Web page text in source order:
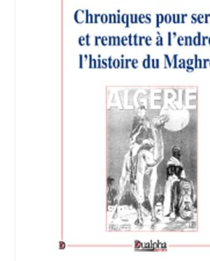
Login Customizer
Nous Contacter
Politique de confidentialité et cookies
Soutien à Philippe Randa
Suivi de la Commande